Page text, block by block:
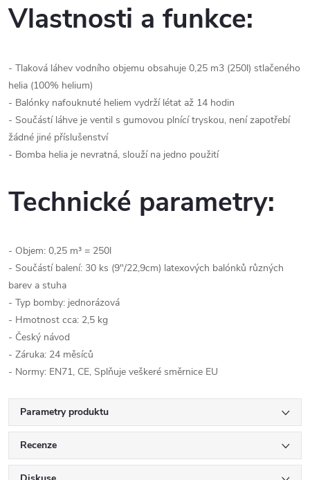
Vlastnosti a funkce:
- Tlaková láhev vodního objemu obsahuje 0,25 m3 (250l) stlačeného
helia (100% helium)
- Balónky nafouknuté heliem vydrží létat až 14 hodin
- Součástí láhve je ventil s gumovou plnící tryskou, není zapotřebí
žádné jiné příslušenství
- Bomba helia je nevratná, slouží na jedno použití
Technické parametry:
- Objem: 0,25 m³ = 250l
- Součástí balení: 30 ks (9"/22,9cm) latexových balónků různých
barev a stuha
- Typ bomby: jednorázová
- Hmotnost cca: 2,5 kg
- Český návod
- Záruka: 24 měsíců
- Normy: EN71, CE, Splňuje veškeré směrnice EU
Parametry produktu
Recenze